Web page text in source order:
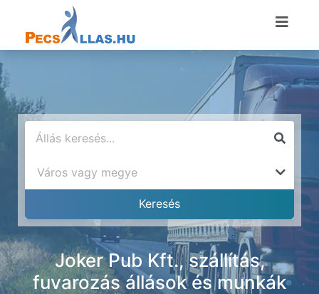
Joker Pub Kft., szállítás,
fuvarozás állások és munkák